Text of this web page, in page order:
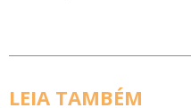
LEIA TAMBÉM